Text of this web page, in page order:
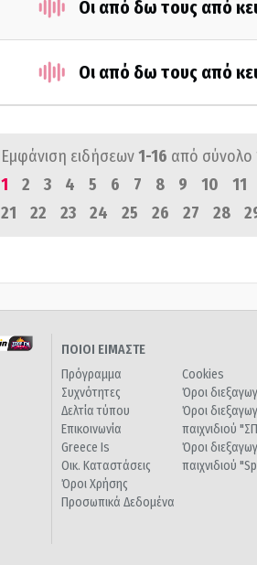
Οι από δω τους από
Οι από δω τους από
Εμφάνιση ειδήσεων1-16 από σύνολο
1
2 3 4 5 6 7 8 9 10 11
21
22 23 24 25 26 27 28
ΠΟΙΟΙ ΕΙΜΑΣΤΕ
Πρόγραμμα
Συχνότητες
Δελτία τύπου
Επικοινωνία
Greece Is
Οικ. Καταστάσεις
Όροι Χρήσης
Προσωπικά Δεδομένα
Cookies
Όροι
Όροι
παιχνιδιού
Όροι
παιχνιδιού